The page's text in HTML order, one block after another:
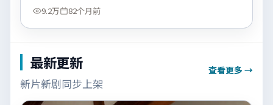
9.2万
82个月前
最新更新
新片新剧同步上架
查看更多 →